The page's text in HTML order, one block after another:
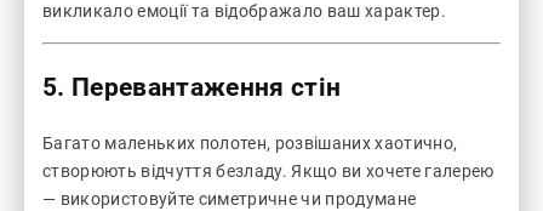
викликало емоції та відображало ваш характер.
5. Перевантаження стін
Багато маленьких полотен, розвішаних хаотично,
створюють відчуття безладу. Якщо ви хочете галерею
— використовуйте симетричне чи продумане